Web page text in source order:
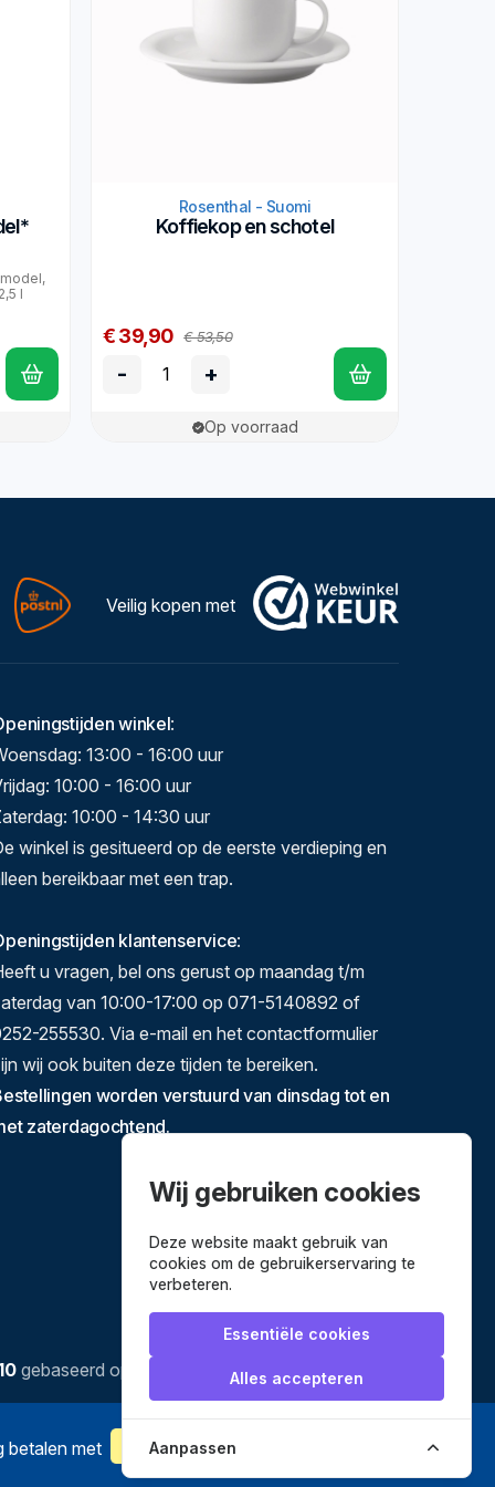
l
Rosenthal - Suomi
Koffiekop en schotel
€ 39,90 € 53,50
- +
Op voorraad
Veilig kopen met
winkel:
13:00 - 16:00 uur
10:00 - 16:00 uur
10:00 - 14:30 uur
winkel is gesitueerd op de eerste verdieping en
bereikbaar met een trap.
klantenservice:
u vragen, bel ons gerust op maandag t/m
van 10:00-17:00 op 071-5140892 of
255530. Via e-mail en het contactformulier
wij ook buiten deze tijden te bereiken.
worden verstuurd van dinsdag tot en
zaterdagochtend.
gebaseerd op reviews.
betalen met
Wij gebruiken cookies
Deze website maakt gebruik van
cookies om de gebruikerservaring te
verbeteren.
Essentiële cookies
Alles accepteren
Aanpassen